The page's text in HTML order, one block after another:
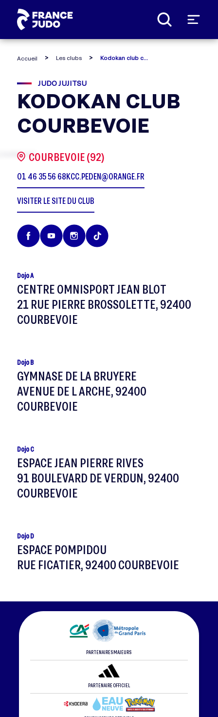
Accueil Les clubs
JUDO JUJITSU
KODOKAN CLUB
COURBEVOIE
COURBEVOIE (92)
01 46 35 56 68KCC.PEDEN@ORANGE.FR
VISITER LE SITE DU CLUB
Dojo A
CENTRE OMNISPORT JEAN BLOT
21 RUE PIERRE BROSSOLETTE, 92400
COURBEVOIE
Dojo B
GYMNASE DE LA BRUYERE
AVENUE DE L ARCHE, 92400
COURBEVOIE
Dojo C
ESPACE JEAN PIERRE RIVES
91 BOULEVARD DE VERDUN, 92400
COURBEVOIE
Dojo D
ESPACE POMPIDOU
RUE FICATIER, 92400 COURBEVOIE
PARTENAIRES MAJEURS
PARTENAIRE OFFICIEL